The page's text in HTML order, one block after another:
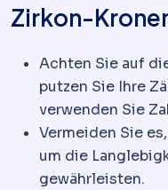
Zirkon-
Achten Sie auf
putzen Sie Ihre
verwenden Sie
Vermeiden Sie
um die
gewährleisten.